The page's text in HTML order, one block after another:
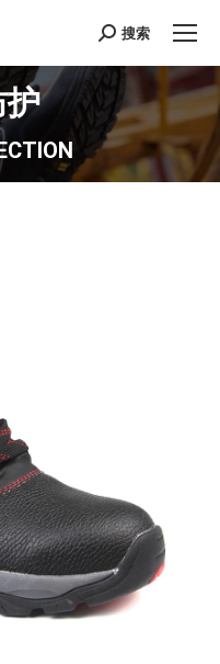
Search:
搜索
护